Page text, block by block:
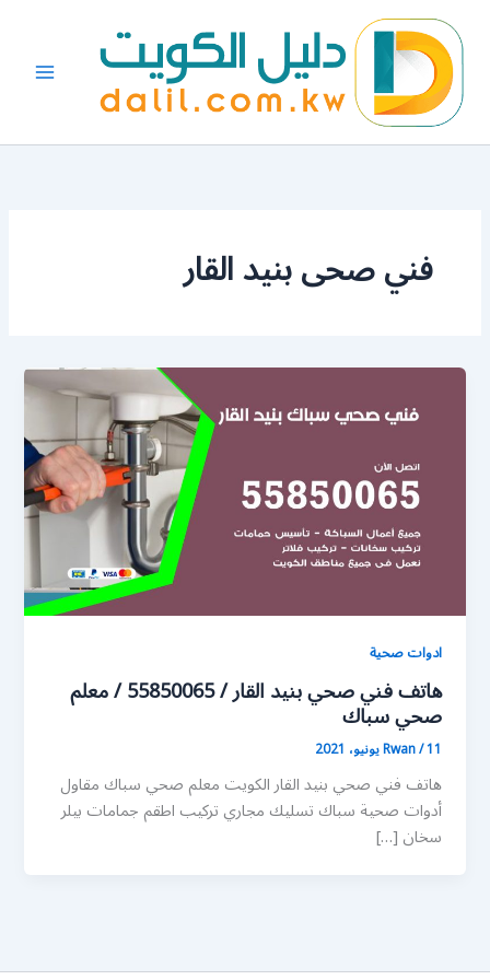
المحتوى
فني صحى بنيد القار
ادوات صحية
هاتف فني صحي بنيد القار / 55850065 / معلم
صحي سباك
Rwan/11 يونيو، 2021
هاتف فني صحي بنيد القار الكويت معلم صحي سباك مقاول
أدوات صحية سباك تسليك مجاري تركيب اطقم جمامات بيلر
سخان […]